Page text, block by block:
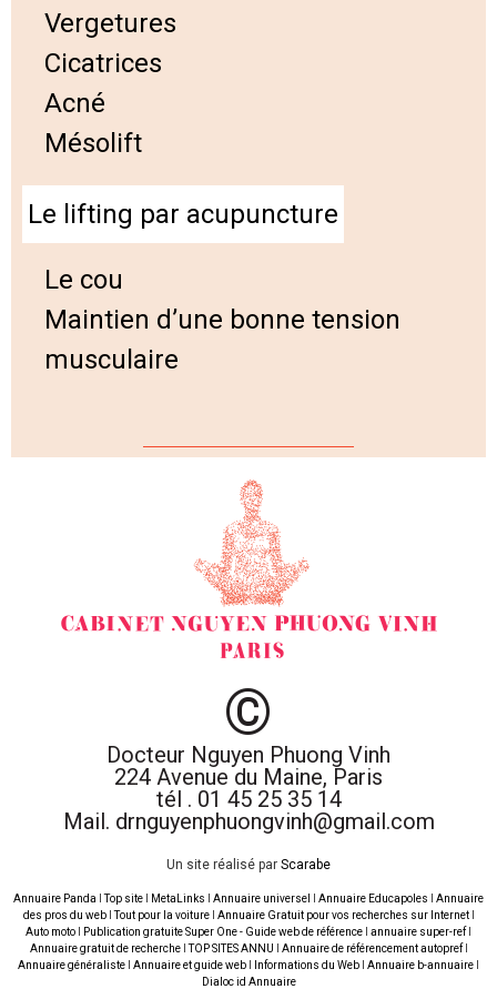
Vergetures
Cicatrices
Acné
Mésolift
Le lifting par acupuncture
Le cou
Maintien d’une bonne tension
musculaire
©
Docteur Nguyen Phuong Vinh
224 Avenue du Maine, Paris
tél . 01 45 25 35 14
Mail. drnguyenphuongvinh@gmail.com
Un site réalisé par Scarabe
Annuaire Panda ITop site MetaLinks Annuaire universel Annuaire Educapoles
Annuaire
des pros du webITout pour la voitureI Annuaire Gratuit pour vos recherches sur InternetI
Auto moto
Publication gratuite Super One - Guide web de référence annuaire super-ref
Annuaire gratuit de rechercheITOP SITES ANNU Annuaire de référencement autoprefI
Annuaire généraliste
Annuaire et guide web Informations du Web Annuaire b-annuaire
Dialoc id Annuaire